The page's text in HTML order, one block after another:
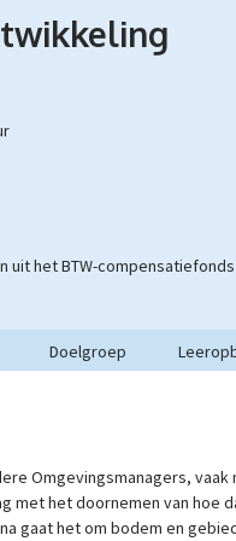
uit het BTW-
Doelgroep
Omgevingsmanagers, vaak
met het doornemen van hoe
gaat het om bodem en